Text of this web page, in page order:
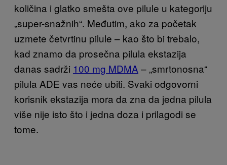
količina i glatko smešta ove pilule u kategoriju
„super-snažnih“. Međutim, ako za početak
uzmete četvrtinu pilule – kao što bi trebalo,
kad znamo da prosečna pilula ekstazija
danas sadrži 100 mg MDMA – „smrtonosna“
pilula ADE vas neće ubiti. Svaki odgovorni
korisnik ekstazija mora da zna da jedna pilula
više nije isto što i jedna doza i prilagodi se
tome.